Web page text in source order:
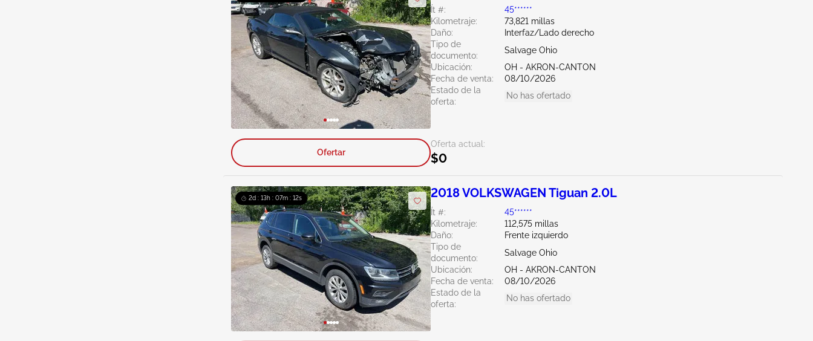
Ít #:
45******
Kilometraje:
73,821 millas
Daño:
Interfaz/Lado derecho
Tipo de
documento:
Salvage Ohio
Ubicación:
OH - AKRON-CANTON
Fecha de venta:
08/10/2026
Estado de la
oferta:
No has ofertado
Oferta actual:
$0
Ofertar
2d : 13h : 07m : 11s 2018 VOLKSWAGEN Tiguan 2.0L
Ít #:
45******
Kilometraje:
112,575 millas
Daño:
Frente izquierdo
Tipo de
documento:
Salvage Ohio
Ubicación:
OH - AKRON-CANTON
Fecha de venta:
08/10/2026
Estado de la
oferta:
No has ofertado